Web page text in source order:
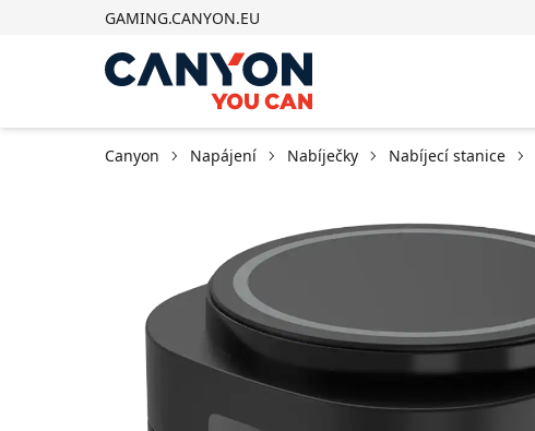
GAMING.CANYON.EU
Canyon Napájení Nabíječky Nabíjecí stanice